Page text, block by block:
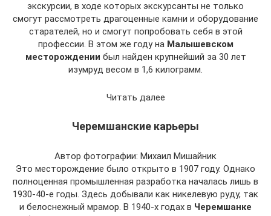
экскурсии, в ходе которых экскурсанты не только
смогут рассмотреть драгоценные камни и оборудование
старателей, но и смогут попробовать себя в этой
профессии. В этом же году на Малышевском
месторождении был найден крупнейший за 30 лет
изумруд весом в 1,6 килограмм.
Читать далее
Черемшанские карьеры
Автор фотографии: Михаил Мишайник
Это месторождение было открыто в 1907 году. Однако
полноценная промышленная разработка началась лишь в
1930-40-е годы. Здесь добывали как никелевую руду, так
и белоснежный мрамор. В 1940-х годах в Черемшанке